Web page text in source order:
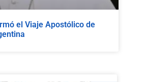
el Viaje Apostólico de